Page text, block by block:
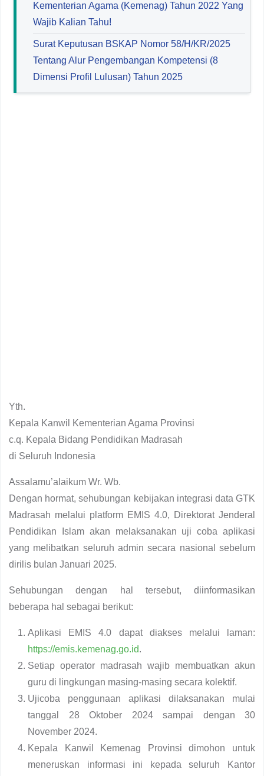
Kementerian Agama (Kemenag) Tahun 2022 Yang
Wajib Kalian Tahu!
Surat Keputusan BSKAP Nomor 58/H/KR/2025
Tentang Alur Pengembangan Kompetensi (8
Dimensi Profil Lulusan) Tahun 2025
Yth.
Kepala Kanwil Kementerian Agama Provinsi
c.q. Kepala Bidang Pendidikan Madrasah
di Seluruh Indonesia
Assalamu’alaikum Wr. Wb.
Dengan hormat, sehubungan kebijakan integrasi data GTK
Madrasah melalui platform EMIS 4.0, Direktorat Jenderal
Pendidikan Islam akan melaksanakan uji coba aplikasi
yang melibatkan seluruh admin secara nasional sebelum
dirilis bulan Januari 2025.
Sehubungan dengan hal tersebut, diinformasikan
beberapa hal sebagai berikut:
Aplikasi EMIS 4.0 dapat diakses melalui laman:
https://emis.kemenag.go.id.
Setiap operator madrasah wajib membuatkan akun
guru di lingkungan masing-masing secara kolektif.
Ujicoba penggunaan aplikasi dilaksanakan mulai
tanggal 28 Oktober 2024 sampai dengan 30
November 2024.
Kepala Kanwil Kemenag Provinsi dimohon untuk
meneruskan informasi ini kepada seluruh Kantor